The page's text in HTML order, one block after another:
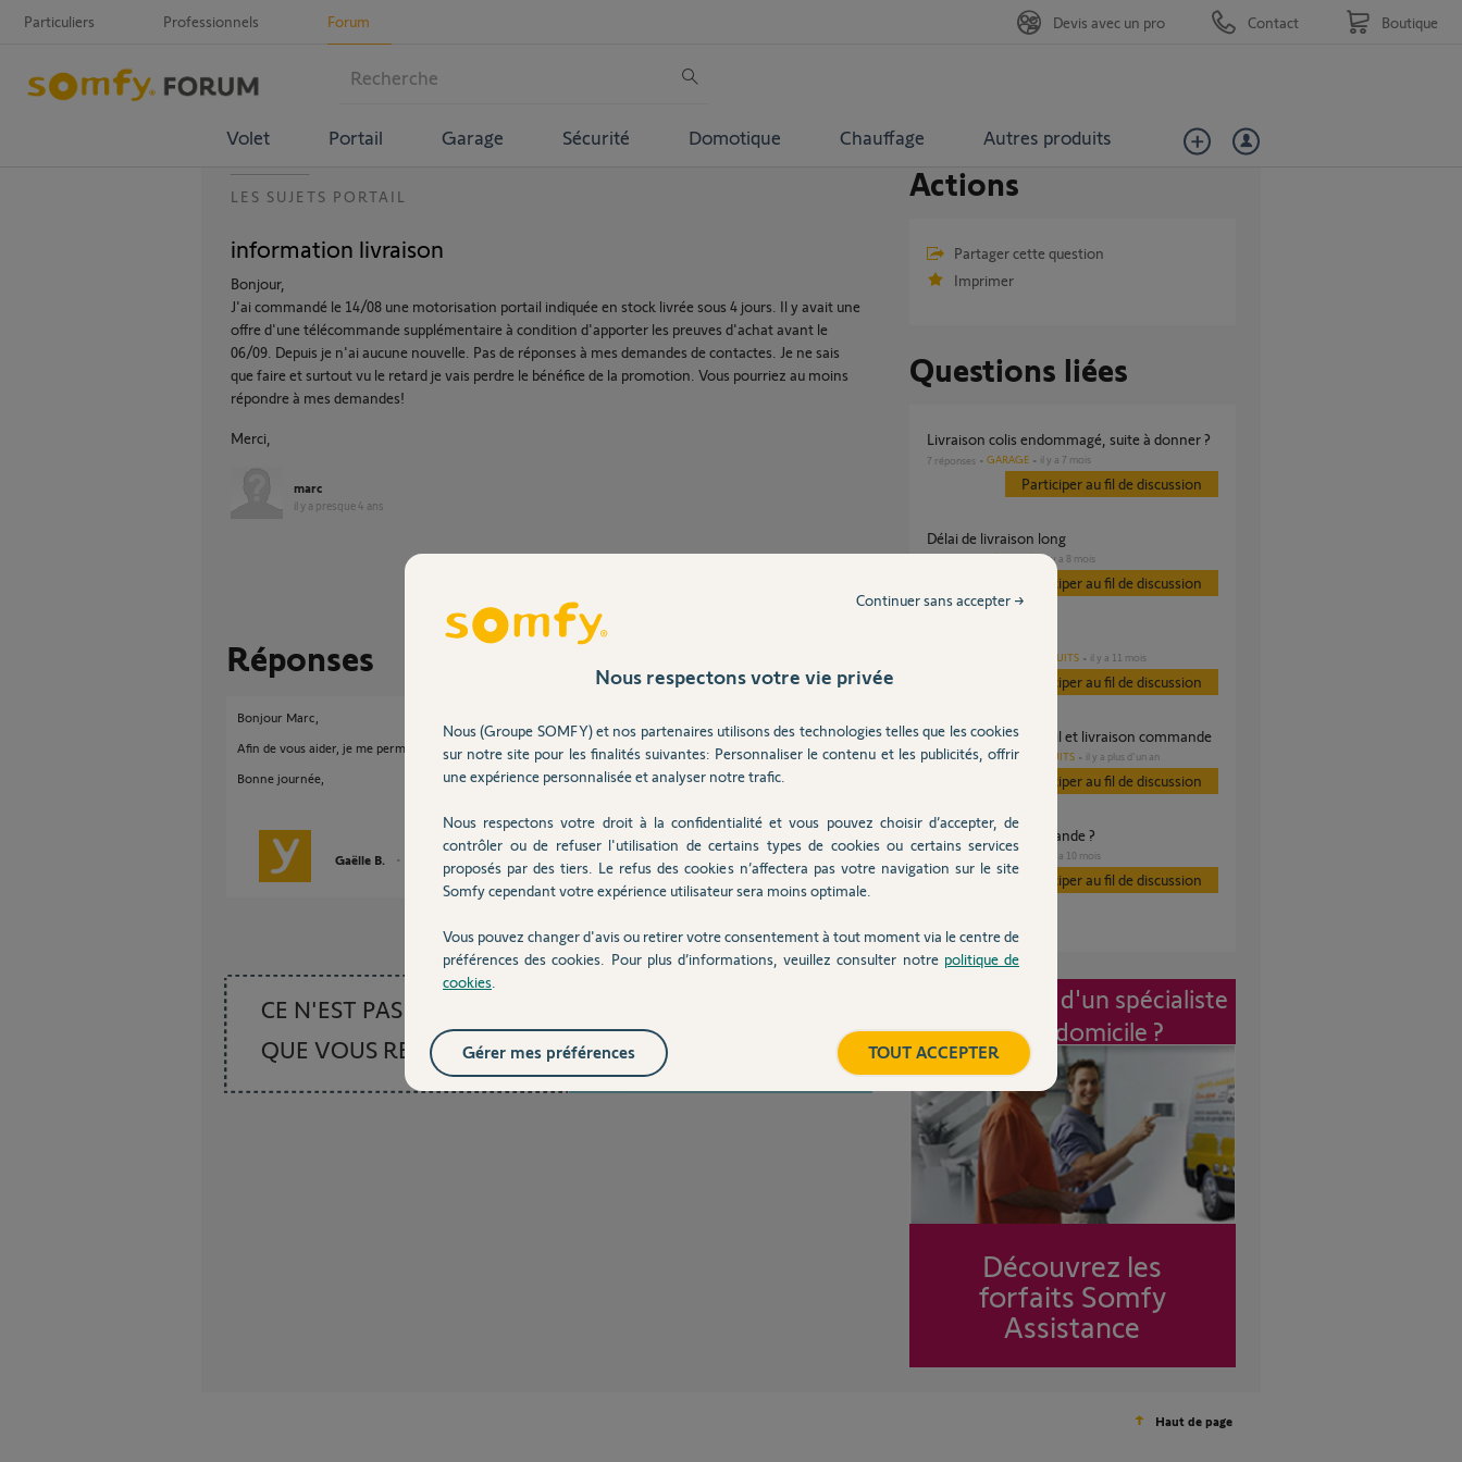
Particuliers Professionnels Forum
Volet Portail Garage Sécurité Domotique Chauffage Autres produits
Devis avec un pro Contact Boutique
LES SUJETS PORTAIL
information livraison
Bonjour,
J'ai commandé le 14/08 une motorisation portail indiquée en stock livrée sous 4 jours. Il y avait une
offre d'une télécommande supplémentaire à condition d'apporter les preuves d'achat avant le
06/09. Depuis je n'ai aucune nouvelle. Pas de réponses à mes demandes de contactes. Je ne sais
que faire et surtout vu le retard je vais perdre le bénéfice de la promotion. Vous pourriez au moins
répondre à mes demandes!
Merci,
marc
il y a presque 4 ans
Participer au fil de discussion
Réponses
Bonjour Marc,
Afin de vous aider, je me permets de vous envoyer un mail.
Bonne journée,
Gaëlle B. il y a presque 4 ans
CE N'EST PAS CE
QUE VOUS RECHERCHEZ
Posez votre question
Actions
Partager cette question
Imprimer
Questions liées
Livraison colis endommagé, suite à donner ?
7 réponses GARAGE il y a 7 mois
Participer au fil de discussion
Délai de livraison long
SÉCURITÉ il y a 8 mois
Participer au fil de discussion
AUTRES PRODUITS il y a 11 mois
Participer au fil de discussion
facture, adresse mail et livraison commande
1réponse AUTRES PRODUITS il y a plus d'un an
Participer au fil de discussion
Avancement commande ?
SÉCURITÉ il y a 10 mois
Participer au fil de discussion
Intervention d'un spécialiste
à mon domicile ?
Découvrez les
forfaits Somfy
Assistance
Haut de page
Nous respectons votre vie privée
Nous (Groupe SOMFY) et nos partenaires utilisons des technologies telles que les cookies
sur notre site pour les finalités suivantes: Personnaliser le contenu et les publicités, offrir
une expérience personnalisée et analyser notre trafic.
Nous respectons votre droit à la confidentialité et vous pouvez choisir d’accepter, de
contrôler ou de refuser l'utilisation de certains types de cookies ou certains services
proposés par des tiers. Le refus des cookies n’affectera pas votre navigation sur le site
Somfy cependant votre expérience utilisateur sera moins optimale.
Vous pouvez changer d'avis ou retirer votre consentement à tout moment via le centre de
préférences des cookies. Pour plus d’informations, veuillez consulter notre politique de
cookies
Continuer sans accepter →
TOUT ACCEPTER
Gérer mes préférences